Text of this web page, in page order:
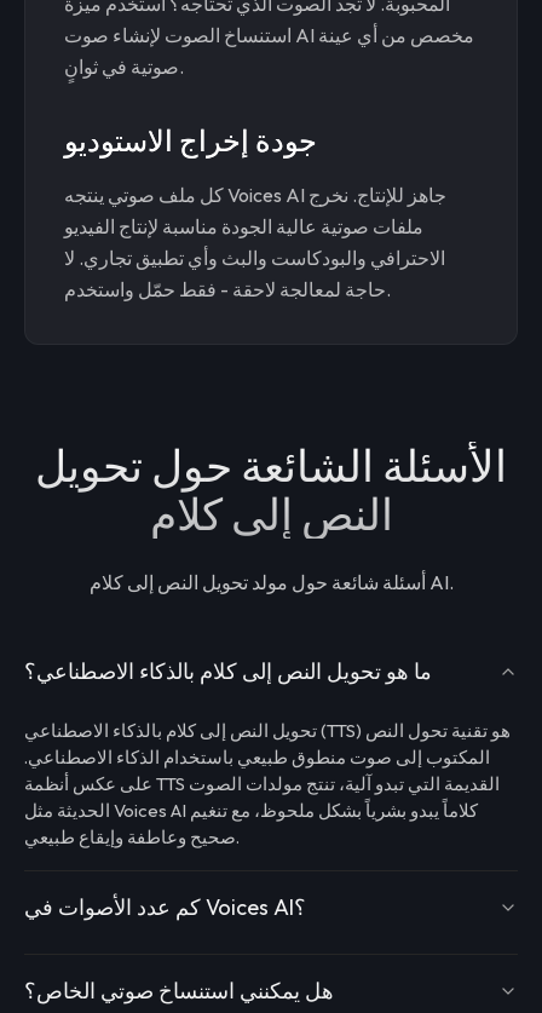
استنساخ الصوت لإنشاء صوت AI مخصص من أي عينة
صوتية في ثوانٍ.
جودة إخراج الاستوديو
كل ملف صوتي ينتجه Voices AI جاهز للإنتاج. نخرج
ملفات صوتية عالية الجودة مناسبة لإنتاج الفيديو
الاحترافي والبودكاست والبث وأي تطبيق تجاري. لا
حاجة لمعالجة لاحقة - فقط حمّل واستخدم.
الأسئلة الشائعة حول تحويل
النص إلى كلام
أسئلة شائعة حول مولد تحويل النص إلى كلام AI.
ما هو تحويل النص إلى كلام بالذكاء الاصطناعي؟
تحويل النص إلى كلام بالذكاء الاصطناعي (TTS) هو تقنية تحول النص
المكتوب إلى صوت منطوق طبيعي باستخدام الذكاء الاصطناعي.
على عكس أنظمة TTS القديمة التي تبدو آلية، تنتج مولدات الصوت
الحديثة مثل Voices AI كلاماً يبدو بشرياً بشكل ملحوظ، مع تنغيم
صحيح وعاطفة وإيقاع طبيعي.
كم عدد الأصوات في Voices AI؟
هل يمكنني استنساخ صوتي الخاص؟